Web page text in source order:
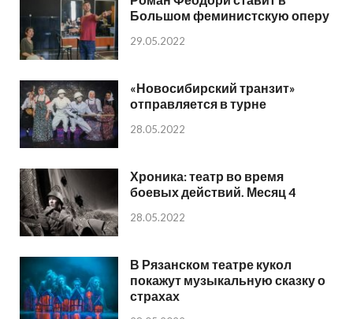
Большом феминистскую оперу
29.05.2022
«Новосибирский транзит»
отправляется в турне
28.05.2022
Хроника: театр во время
боевых действий. Месяц 4
28.05.2022
В Рязанском театре кукол
покажут музыкальную сказку о
страхах